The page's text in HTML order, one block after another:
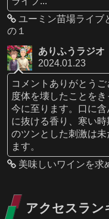
ユーミン苗場ライ
の１
ありふうラジオ
2024.01.23
コメントありがとう
度体を壊したことを
今に至ります。口に
に抜ける香り、寒い
のツンとした刺激は
ます。
美味しいワインを求
アクセスラン